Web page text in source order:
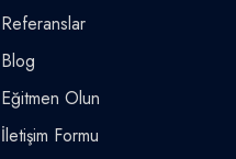
Referanslar
Blog
Eğitmen Olun
İletişim Formu